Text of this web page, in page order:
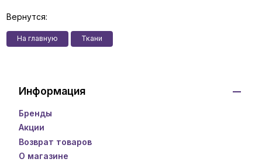
Вернутся:
На главную Ткани
Информация
Бренды
Акции
Возврат товаров
О магазине